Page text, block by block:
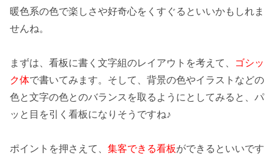
暖色系の色で楽しさや好奇心をくすぐるといいかもしれま
せんね。
まずは、看板に書く文字組のレイアウトを考えて、
ゴシッ
ク体で書いてみます。そして、背景の色やイラストなどの
色と文字の色とのバランスを取るようにとしてみると、パ
ッと 目を引く看板になりそうですね♪
ポイントを押さえて、 集客できる看板ができるといいです